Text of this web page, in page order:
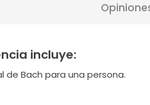
incluye:
de Bach para una persona.